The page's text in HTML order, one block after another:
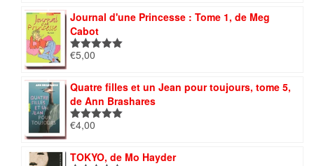
Journal d'une Princesse : Tome 1, de Meg
Cabot
Note5.00
€5,00
Quatre filles et un Jean pour toujours, tome 5,
de Ann Brashares
Note5.00
€4,00
TOKYO, de Mo Hayder